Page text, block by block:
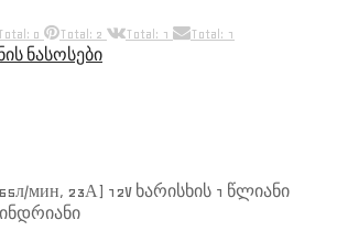
0 Total: 2 Total: 1 Total: 1
ნასოსები
мин, 23А) 12V ხარისხის 1 წლიანი